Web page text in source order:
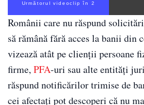
Următorul videoclip în 1
Românii care nu răspund
să rămână fără acces la banii din
vizează atât pe clienții persoane
firme, PFA-uri sau alte entități
răspund notificărilor trimise de
cei afectați pot descoperi că nu